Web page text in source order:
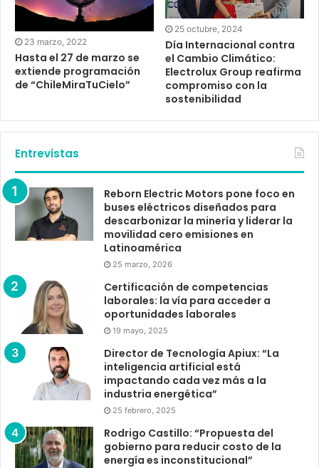
23 marzo, 2022
Hasta el 27 de marzo se
extiende programación
de “ChileMiraTuCielo”
25 octubre, 2024
Día Internacional contra
el Cambio Climático:
Electrolux Group reafirma
compromiso con la
sostenibilidad
Entrevistas
Reborn Electric Motors pone foco en
buses eléctricos diseñados para
descarbonizar la minería y liderar la
movilidad cero emisiones en
Latinoamérica
25 marzo, 2026
Certificación de competencias
laborales: la vía para acceder a
oportunidades laborales
19 mayo, 2025
Director de Tecnología Apiux: “La
inteligencia artificial está
impactando cada vez más a la
industria energética”
25 febrero, 2025
Rodrigo Castillo: “Propuesta del
gobierno para reducir costo de la
energía es inconstitucional”